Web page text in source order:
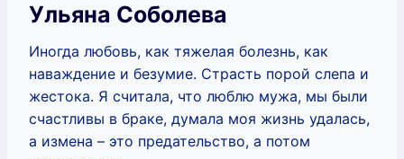
Ульяна Соболева
Иногда любовь, как тяжелая болезнь, как
наваждение и безумие. Страсть порой слепа и
жестока. Я считала, что люблю мужа, мы были
счастливы в браке, думала моя жизнь удалась,
а измена – это предательство, а потом